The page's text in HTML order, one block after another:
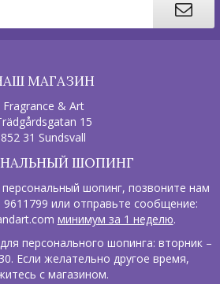
МАГАЗИН
Fragrance & Art
15
852 31 Sundsvall
ШОПИНГ
шопинг, позвоните нам
или отправьте сообщение:
минимум за 1 неделю.
персонального шопинга: вторник –
Если желательно другое время,
с магазином.